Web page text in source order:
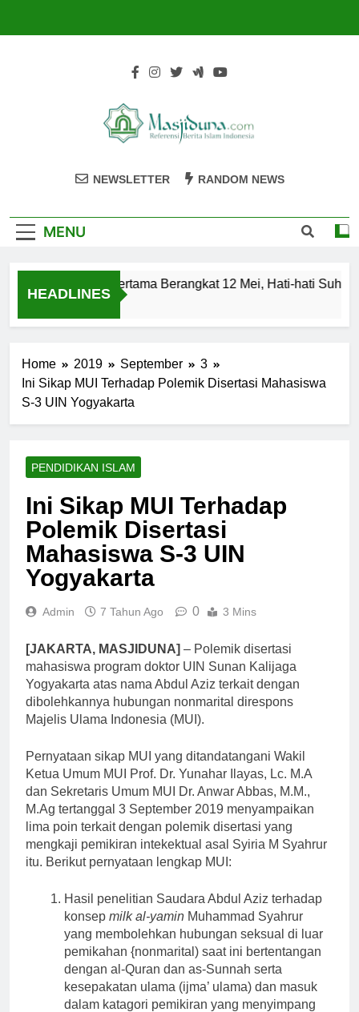
Masjiduna
NEWSLETTER RANDOM NEWS
MENU
HEADLINES
Haji Kloter Pertama Berangkat 12 Mei, Hati-hati Suhu
Home 2019 September
3
Ini Sikap MUI Terhadap Polemik Disertasi Mahasiswa
S-3 UIN Yogyakarta
PENDIDIKAN ISLAM
Ini Sikap MUI Terhadap
Polemik Disertasi
Mahasiswa S-3 UIN
Yogyakarta
Admin 7 Tahun Ago 0 3 Mins
[JAKARTA, MASJIDUNA] – Polemik disertasi
mahasiswa program doktor UIN Sunan Kalijaga
Yogyakarta atas nama Abdul Aziz terkait dengan
dibolehkannya hubungan nonmarital direspons
Majelis Ulama Indonesia (MUI).
Pernyataan sikap MUI yang ditandatangani Wakil
Ketua Umum MUI Prof. Dr. Yunahar Ilayas, Lc. M.A
dan Sekretaris Umum MUI Dr. Anwar Abbas, M.M.,
M.Ag tertanggal 3 September 2019 menyampaikan
lima poin terkait dengan polemik disertasi yang
mengkaji pemikiran intekektual asal Syiria M Syahrur
itu. Berikut pernyataan lengkap MUI:
Hasil penelitian Saudara Abdul Aziz terhadap
konsep milk al-yamin Muhammad Syahrur
yang membolehkan hubungan seksual di luar
pemikahan {nonmarital) saat ini bertentangan
dengan al-Quran dan as-Sunnah serta
kesepakatan ulama (ijma’ ulama) dan masuk
dalam katagori pemikiran yang menyimpang